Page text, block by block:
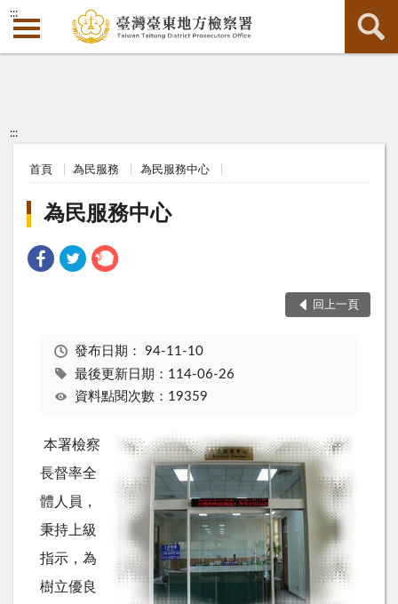
:::
:::
首頁 為民服務 為民服務中心
為民服務中心
回上一頁
發布日期： 94-11-10
最後更新日期：114-06-26
資料點閱次數：19359
本署檢察
長督率全
體人員，
秉持上級
指示，為
樹立優良